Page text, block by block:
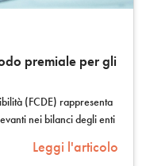
premiale per gli
(FCDE) rappresenta
nei bilanci degli enti
Leggi l'articolo